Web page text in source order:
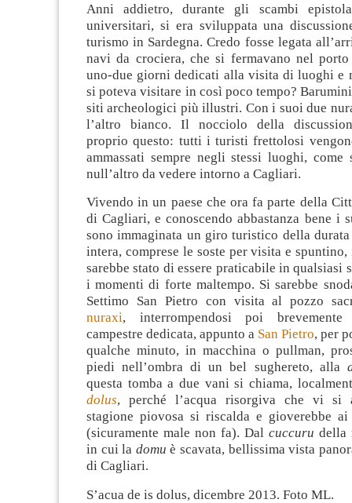
Anni addietro, durante gli scambi
universitari, si era sviluppata una
turismo in Sardegna. Credo fosse legata
navi da crociera, che si fermavano nel
uno-due giorni dedicati alla visita di luoghi e
si poteva visitare in così poco tempo?
siti archeologici più illustri. Con i suoi due
l’altro bianco. Il nocciolo della
proprio questo: tutti i turisti frettolosi
ammassati sempre negli stessi luoghi,
null’altro da vedere intorno a Cagliari.
Vivendo in un paese che ora fa parte della
di Cagliari, e conoscendo abbastanza bene i
sono immaginata un giro turistico della
intera, comprese le soste per visita e
sarebbe stato di essere praticabile in qualsiasi
i momenti di forte maltempo. Si sarebbe
Settimo San Pietro con visita al pozzo
nuraxi, interrompendosi poi
campestre dedicata, appunto a San Pietro, per
qualche minuto, in macchina o pullman,
piedi nell’ombra di un bel sughereto, alla
questa tomba a due vani si chiama,
dolus, perché l’acqua risorgiva che vi si
stagione piovosa si riscalda e gioverebbe
(sicuramente male non fa). Dal cuccuru della
in cui la domu è scavata, bellissima vista
di Cagliari.
S’acua de is dolus, dicembre 2013. Foto ML.